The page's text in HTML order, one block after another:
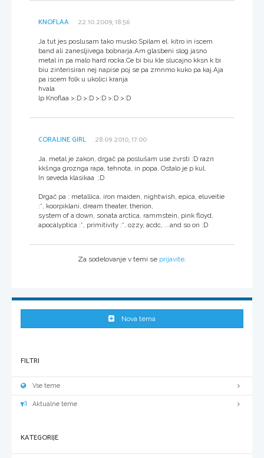
KNOFLAA 22.10.2009, 18:56
Ja tut jes poslusam tako musko.Spilam el. kitro in iscem
band ali zanesljivega bobnarja.Am glasbeni slog jasno
metal in pa malo hard rocka.Ce bi biu kle slucajno kksn k bi
biu zinterisiran nej napise poj se pa zmnmo kuko pa kaj.Aja
pa iscem folk u ukolici kranja
hvala
lp Knoflaa >:D >:D >:D >:D >:D
CORALINE GIRL 28.09.2010, 17:00
Ja, metal je zakon, drgač pa poslušam use zvrsti :D razn
kkšnga groznga rapa, tehnota, in popa. Ostalo je p kul.
In seveda klasikaa ;D
Drgač pa : metallica, iron maiden, nightwish, epica, eluveitie
:*, koorpiklani, dream theater, therion,
system of a down, sonata arctica, rammstein, pink floyd,
apocalyptica :*, primitivity :*, ozzy, acdc, ...and so on :D
Za sodelovanje v temi se prijavite
Nova tema
FILTRI
Vse teme
Aktualne teme
KATEGORIJE